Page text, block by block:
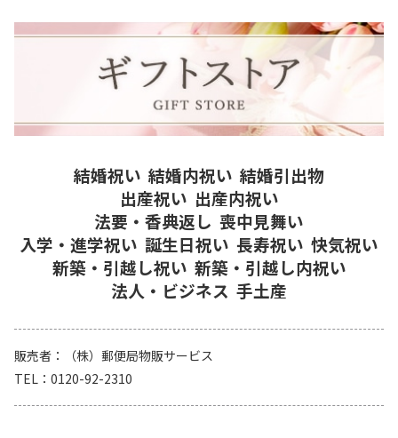
結婚祝い 結婚内祝い 結婚引出物
出産祝い 出産内祝い
法要・香典返し 喪中見舞い
入学・進学祝い 誕生日祝い 長寿祝い 快気祝い
新築・引越し祝い 新築・引越し内祝い
法人・ビジネス 手土産
販売者
（株）郵便局物販サービス
TEL
0120-92-2310